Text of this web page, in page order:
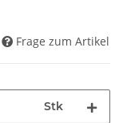
Frage zum Artikel
Stk